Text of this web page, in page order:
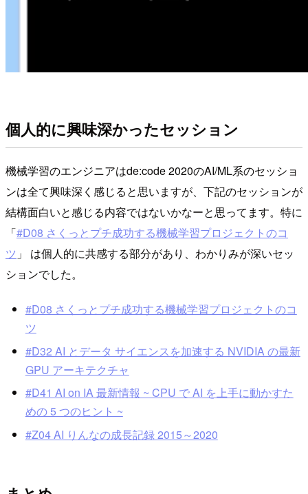
個人的に興味深かったセッション
機械学習のエンジニアはde:code 2020のAI/ML系のセッショ
ンは全て興味深く感じると思いますが、下記のセッションが
結構面白いと感じる内容ではないかなーと思ってます。特に
「#D08 さくっとプチ成功する機械学習プロジェクトのコ
ツ 」 は個人的に共感する部分があり、わかりみが深いセッ
ションでした。
#D08 さくっとプチ成功する機械学習プロジェクトのコ
ツ
#D32 AI とデータ サイエンスを加速する NVIDIA の最新
GPU アーキテクチャ
#D41 AI on IA 最新情報 ~ CPU で AI を上手に動かすた
めの 5 つのヒント ~
#Z04 AI りんなの成長記録 2015～2020